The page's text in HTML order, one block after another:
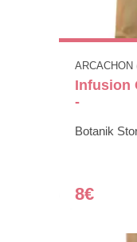
ARCACHON
Infusion
-
Botanik
8€